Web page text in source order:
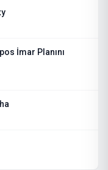
İmar Planını